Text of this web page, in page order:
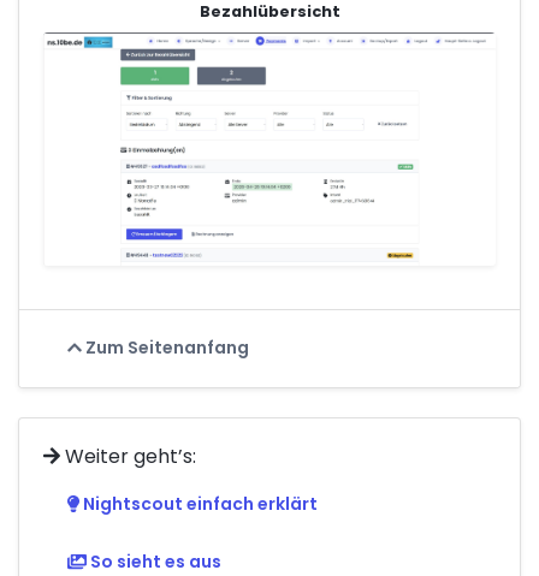
Bezahlübersicht
Zum Seitenanfang
Weiter geht’s:
Nightscout einfach erklärt
So sieht es aus